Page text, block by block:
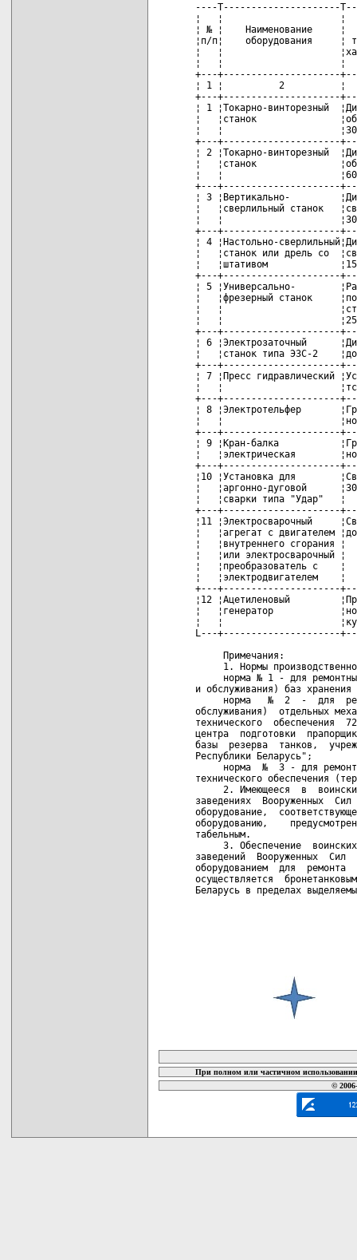
----T---------------------
¦   ¦                     ¦
¦ № ¦    Наименование     ¦
¦п/п¦    оборудования     ¦
¦   ¦
¦   ¦                     ¦
+---+---------------------
¦ 1 ¦          2          ¦
+---+---------------------
¦ 1 ¦Токарно-
¦   ¦станок
¦   ¦
+---+---------------------
¦ 2 ¦Токарно-
¦   ¦станок
¦   ¦
+---+---------------------
¦ 3 ¦Вертикально-
¦   ¦сверлильный станок
¦   ¦
+---+---------------------
¦ 4 ¦Настольно-
¦   ¦станок или дрель
¦   ¦штативом
+---+---------------------
¦ 5 ¦Универсально-
¦   ¦фрезерный станок
¦   ¦
¦   ¦
+---+---------------------
¦ 6 ¦Электрозаточный
¦   ¦станок типа ЭЗС-2
+---+---------------------
¦ 7 ¦Пресс
¦   ¦
+---+---------------------
¦ 8 ¦Электротельфер
¦   ¦
+---+---------------------
¦ 9 ¦Кран-балка
¦   ¦электрическая
+---+---------------------
¦10 ¦Установка для
¦   ¦аргонно-дуговой
¦   ¦сварки типа
+---+---------------------
¦11 ¦Электросварочный
¦   ¦агрегат с
¦   ¦внутреннего
¦   ¦или
¦   ¦преобразователь
¦
+---+---------------------
¦12 ¦Ацетиленовый
¦   ¦генератор
¦   ¦
L---+---------------------
     Примечания:
1. Нормы
норма № 1 - для
и обслуживания) баз
норма   №  2  -  для
обслуживания)  отдельных
технического  обеспечения
центра  подготовки
базы  резерва  танков,
Республики Беларусь";
норма  №  3 - для
технического обеспечения
2. Имеющееся  в
заведениях  Вооруженных
оборудование,
оборудованию,
табельным.
3. Обеспечение
заведений  Вооруженных  Сил
оборудованием  для  ремонта
осуществляется
Беларусь в пределах
При полном или частичном
©